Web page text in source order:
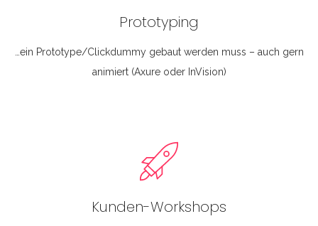
Prototyping
…ein Prototype/Clickdummy gebaut werden muss – auch gern
animiert (Axure oder InVision)
Kunden-Workshops